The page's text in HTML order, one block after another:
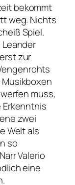
bekommt
weg. Nichts
Spiel.
zur
muss,
Erkenntnis
zwei
Welt als
so
Valerio
eine